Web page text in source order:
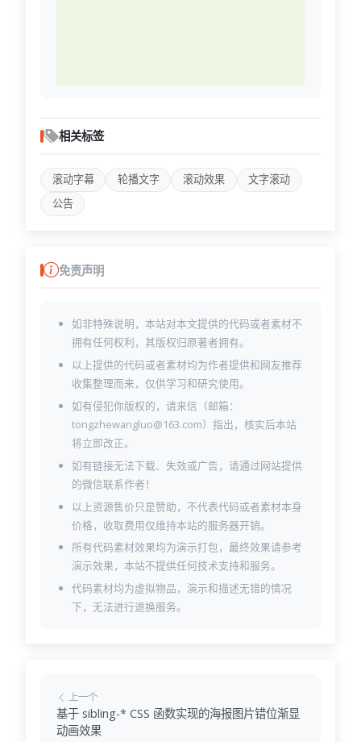
相关标签
滚动字幕 轮播文字 滚动效果
文字滚动
公告
免责声明
如非特殊说明，本站对本文提供的代码或者素材不
拥有任何权利，其版权归原著者拥有。
以上提供的代码或者素材均为作者提供和网友推荐
收集整理而来，仅供学习和研究使用。
如有侵犯你版权的，请来信（邮箱：
tongzhewangluo@163.com）指出，核实后本站
将立即改正。
如有链接无法下载、失效或广告，请通过网站提供
的微信联系作者！
以上资源售价只是赞助，不代表代码或者素材本身
价格，收取费用仅维持本站的服务器开销。
所有代码素材效果均为演示打包，最终效果请参考
演示效果，本站不提供任何技术支持和服务。
代码素材均为虚拟物品，演示和描述无错的情况
下，无法进行退换服务。
上一个
基于 sibling-* CSS 函数实现的海报图片错位渐显
动画效果